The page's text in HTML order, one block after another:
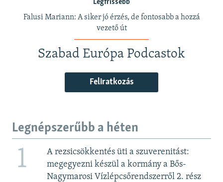
Legfrissebb
Falusi Mariann: A siker jó érzés, de fontosabb a hozzá
vezető út
Szabad Európa Podcastok
Feliratkozás
Legnépszerűbb a héten
1
A rezsicsökkentés üti a szuverenitást:
megegyezni készül a kormány a Bős-
Nagymarosi Vízlépcsőrendszerről 2. rész